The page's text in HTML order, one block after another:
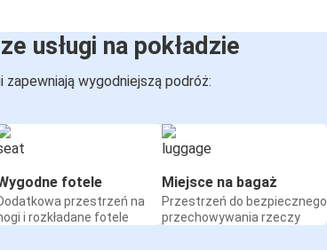
usługi na pokładzie
zapewniają wygodniejszą podróż:
fotele
przestrzeń na
i rozkładane fotele
Miejsce na bagaż
Przestrzeń do bezpiecznego
przechowywania rzeczy